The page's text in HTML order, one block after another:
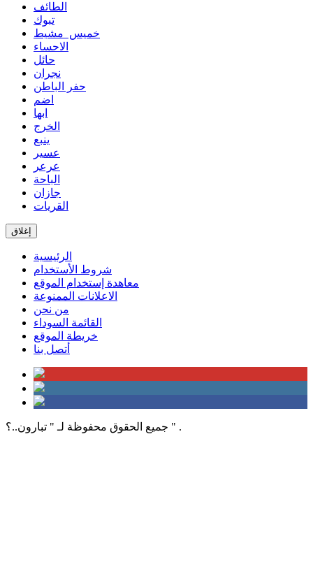
الطائف
تبوك
خميس مشيط
الاحساء
حائل
نجران
حفر الباطن
اضم
ابها
الخرج
ينبع
عسير
عرعر
الباحة
جازان
القريات
إغلاق
الرئيسية
شروط الأستخدام
معاهدة إستخدام الموقع
الاعلانات الممنوعة
من نحن
القائمة السوداء
خريطة الموقع
أتصل بنا
جميع الحقوق محفوظة لـ " تبارون..؟ " .